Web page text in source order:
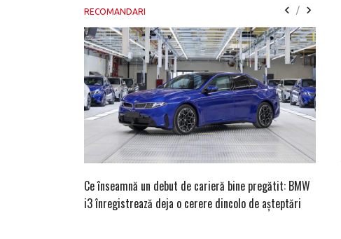
RECOMANDARI /
Ce înseamnă un debut de carieră bine pregătit: BMW
i3 înregistrează deja o cerere dincolo de așteptări